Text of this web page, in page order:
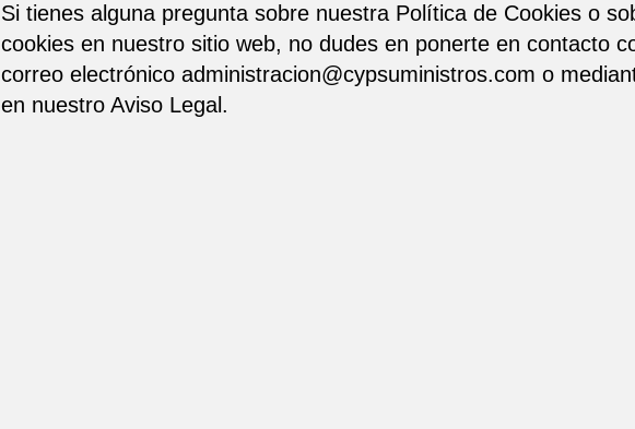
Si tienes alguna pregunta sobre nuestra Política de Cookies o
cookies en nuestro sitio web, no dudes en ponerte en contacto
correo electrónico administracion@cypsuministros.com o
en nuestro Aviso Legal.